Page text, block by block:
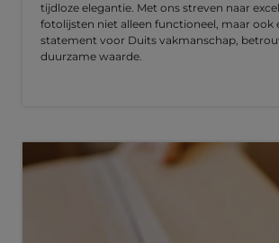
tijdloze elegantie. Met ons streven naar
fotolijsten niet alleen functioneel, maar ook
statement voor Duits vakmanschap,
duurzame waarde.